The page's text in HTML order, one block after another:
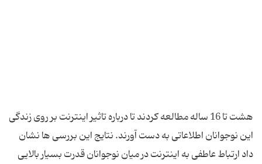
هشت تا 16 ساله مطالعه کردند تا درباره تاثیر اینترنت بر روی زندگی
این نوجوانان اطلاعاتی به دست آورند. نتایج این بررسی ها نشان
داد ارتباط عاطفی به اینترنت در میان نوجوانان قدرت بسیار بالایی